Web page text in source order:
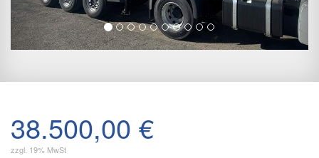
38.500,00 €
zzgl. 19% MwSt